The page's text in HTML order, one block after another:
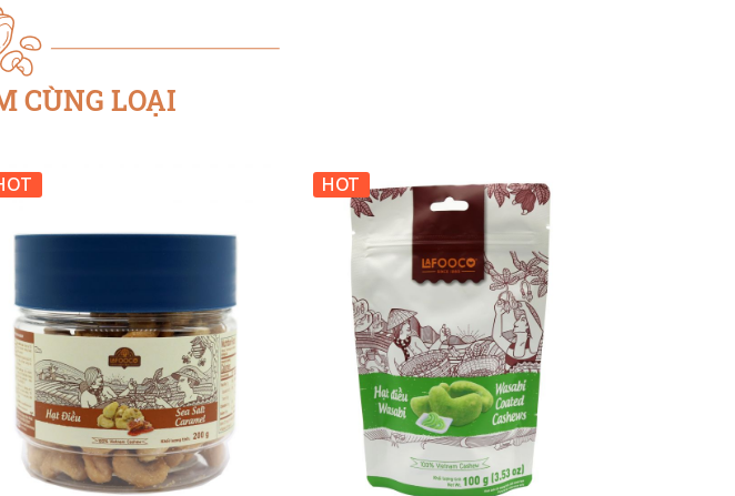
CÙNG LOẠI
HOT